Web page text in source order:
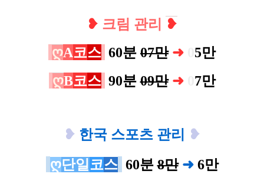
❥ 크림 관리
❥
ღA코스 60분 07만 ➜ 5만
ღB코스 90분 09만 ➜ 7만
❥ 한국 스포츠 관리
❥
ღ단일 코스 60분 8만 ➜ 6만